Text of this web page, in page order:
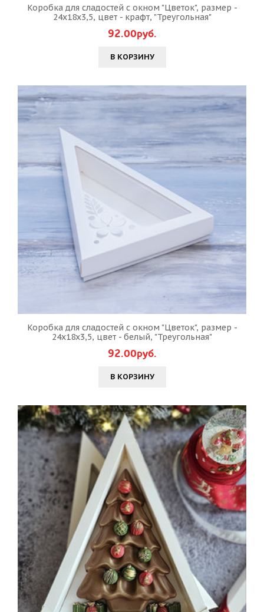
Коробка для сладостей с окном "Цветок", размер -
24х18х3,5, цвет - крафт, "Треугольная"
92.00руб.
В КОРЗИНУ
Коробка для сладостей с окном "Цветок", размер -
24х18х3,5, цвет - белый, "Треугольная"
92.00руб.
В КОРЗИНУ